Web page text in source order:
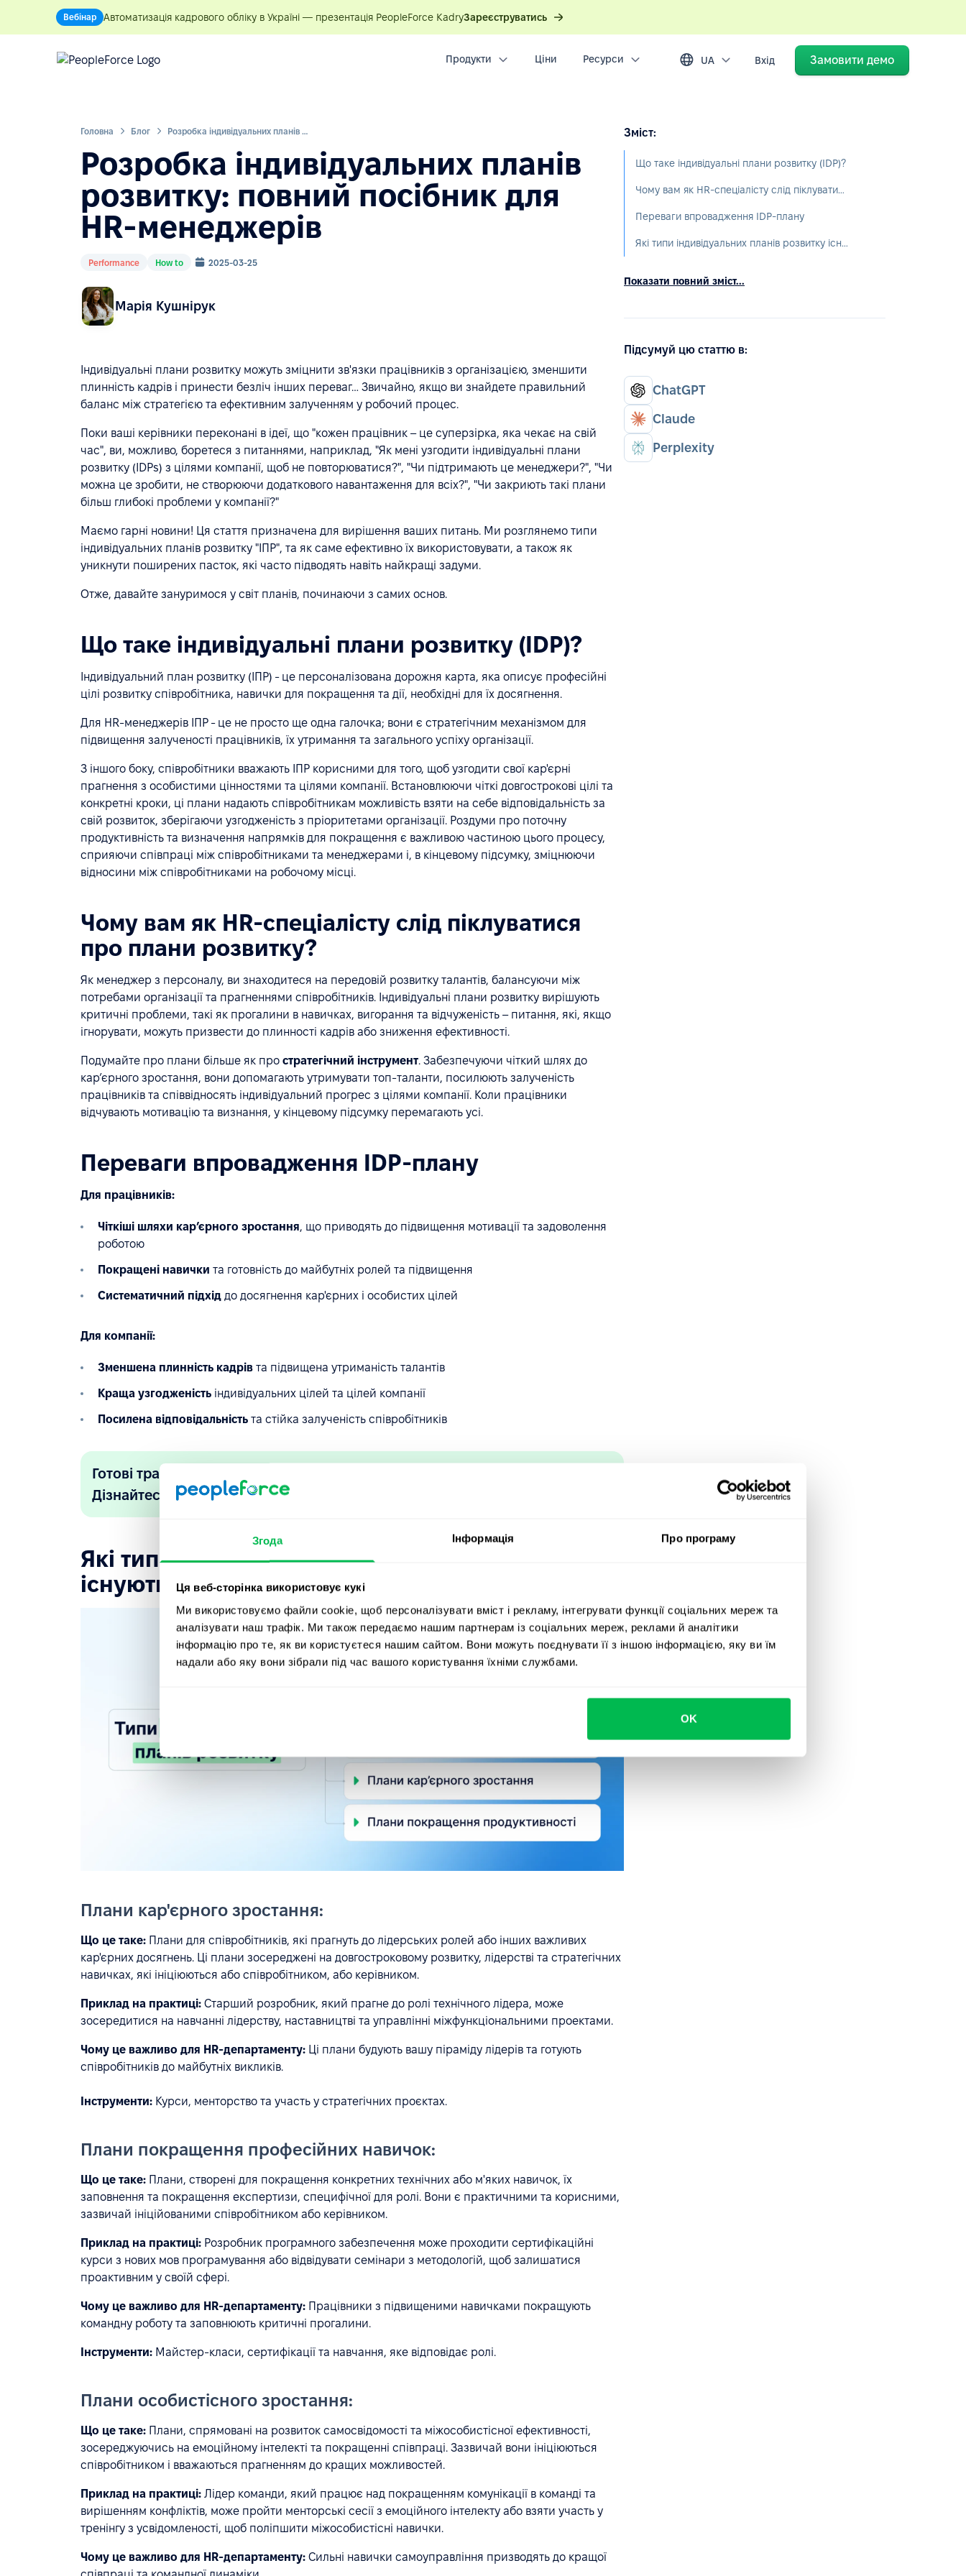
Згода Інформація Про програму
Ця веб-сторінка використовує кукі
Ми використовуємо файли cookie, щоб персоналізувати вміст і рекламу, інтегрувати функції соціальних мереж та
аналізувати наш трафік. Ми також передаємо нашим партнерам із соціальних мереж, реклами й аналітики
інформацію про те, як ви користуєтеся нашим сайтом. Вони можуть поєднувати її з іншою інформацією, яку ви їм
надали або яку вони зібрали під час вашого користування їхніми службами.
OK
Вебінар Автоматизація кадрового обліку в Україні — презентація PeopleForce KadryЗареєструватись
Продукти Ціни Ресурси UA Вхід Замовити демо
Головна Блог Розробка індивідуальних планів розвитку: повний посібник для HR-менеджерів
Розробка індивідуальних планів
розвитку: повний посібник для
HR-менеджерів
Performance How to 2025-03-25
Марія Кушнірук
Індивідуальні плани розвитку можуть зміцнити зв'язки працівників з організацією, зменшити
плинність кадрів і принести безліч інших переваг… Звичайно, якщо ви знайдете правильний
баланс між стратегією та ефективним залученням у робочий процес.
Поки ваші керівники переконані в ідеї, що "кожен працівник – це суперзірка, яка чекає на свій
час", ви, можливо, боретеся з питаннями, наприклад, "Як мені узгодити індивідуальні плани
розвитку (IDPs) з цілями компанії, щоб не повторюватися?", "Чи підтримають це менеджери?", "Чи
можна це зробити, не створюючи додаткового навантаження для всіх?", "Чи закриють такі плани
більш глибокі проблеми у компанії?"
Маємо гарні новини! Ця стаття призначена для вирішення ваших питань. Ми розглянемо типи
індивідуальних планів розвитку "ІПР", та як саме ефективно їх використовувати, а також як
уникнути поширених пасток, які часто підводять навіть найкращі задуми.
Отже, давайте зануримося у світ планів, починаючи з самих основ.
Що таке індивідуальні плани розвитку (IDP)?
Індивідуальний план розвитку (ІПР) - це персоналізована дорожня карта, яка описує професійні
цілі розвитку співробітника, навички для покращення та дії, необхідні для їх досягнення.
Для HR-менеджерів ІПР - це не просто ще одна галочка; вони є стратегічним механізмом для
підвищення залученості працівників, їх утримання та загального успіху організації.
З іншого боку, співробітники вважають ІПР корисними для того, щоб узгодити свої кар'єрні
прагнення з особистими цінностями та цілями компанії. Встановлюючи чіткі довгострокові цілі та
конкретні кроки, ці плани надають співробітникам можливість взяти на себе відповідальність за
свій розвиток, зберігаючи узгодженість з пріоритетами організації. Роздуми про поточну
продуктивність та визначення напрямків для покращення є важливою частиною цього процесу,
сприяючи співпраці між співробітниками та менеджерами і, в кінцевому підсумку, зміцнюючи
відносини між співробітниками на робочому місці.
Чому вам як HR-спеціалісту слід піклуватися
про плани розвитку?
Як менеджер з персоналу, ви знаходитеся на передовій розвитку талантів, балансуючи між
потребами організації та прагненнями співробітників. Індивідуальні плани розвитку вирішують
критичні проблеми, такі як прогалини в навичках, вигорання та відчуженість – питання, які, якщо
ігнорувати, можуть призвести до плинності кадрів або зниження ефективності.
Подумайте про плани більше як про стратегічний інструмент. Забезпечуючи чіткий шлях до
карʼєрного зростання, вони допомагають утримувати топ-таланти, посилюють залученість
працівників та співвідносять індивідуальний прогрес з цілями компанії. Коли працівники
відчувають мотивацію та визнання, у кінцевому підсумку перемагають усі.
Переваги впровадження IDP-плану
Для працівників:
Чіткіші шляхи карʼєрного зростання, що приводять до підвищення мотивації та задоволення
роботою
Покращені навички та готовність до майбутніх ролей та підвищення
Систематичний підхід до досягнення кар'єрних і особистих цілей
Для компанії:
Зменшена плинність кадрів та підвищена утриманість талантів
Краща узгодженість індивідуальних цілей та цілей компанії
Посилена відповідальність та стійка залученість співробітників
Готові трансформувати розвиток команди з IDP?
Дізнайтеся, як це зробити з PeopleForce.
Які типи індивідуальних планів розвитку
існують?
Плани кар'єрного зростання:
Що це таке: Плани для співробітників, які прагнуть до лідерських ролей або інших важливих
кар'єрних досягнень. Ці плани зосереджені на довгостроковому розвитку, лідерстві та стратегічних
навичках, які ініціюються або співробітником, або керівником.
Приклад на практиці: Старший розробник, який прагне до ролі технічного лідера, може
зосередитися на навчанні лідерству, наставництві та управлінні міжфункціональними проектами.
Чому це важливо для HR-департаменту: Ці плани будують вашу піраміду лідерів та готують
співробітників до майбутніх викликів.
Інструменти: Курси, менторство та участь у стратегічних проєктах.
Плани покращення професійних навичок:
Що це таке: Плани, створені для покращення конкретних технічних або м'яких навичок, їх
заповнення та покращення експертизи, специфічної для ролі. Вони є практичними та корисними,
зазвичай ініційованими співробітником або керівником.
Приклад на практиці: Розробник програмного забезпечення може проходити сертифікаційні
курси з нових мов програмування або відвідувати семінари з методологій, щоб залишатися
проактивним у своїй сфері.
Чому це важливо для HR-департаменту: Працівники з підвищеними навичками покращують
командну роботу та заповнюють критичні прогалини.
Інструменти: Майстер-класи, сертифікації та навчання, яке відповідає ролі.
Плани особистісного зростання:
Що це таке: Плани, спрямовані на розвиток самосвідомості та міжособистісної ефективності,
зосереджуючись на емоційному інтелекті та покращенні співпраці. Зазвичай вони ініціюються
співробітником і вважаються прагненням до кращих можливостей.
Приклад на практиці: Лідер команди, який працює над покращенням комунікації в команді та
вирішенням конфліктів, може пройти менторські сесії з емоційного інтелекту або взяти участь у
тренінгу з усвідомленості, щоб поліпшити міжособистісні навички.
Чому це важливо для HR-департаменту: Сильні навички самоуправління призводять до кращої
Зміст:
Що таке індивідуальні плани розвитку (IDP)?
Чому вам як HR-спеціалісту слід піклуватися про плани розвитку?
Переваги впровадження IDP-плану
Які типи індивідуальних планів розвитку існують?
Показати повний зміст...
Підсумуй цю статтю в:
ChatGPT
Claude
Perplexity